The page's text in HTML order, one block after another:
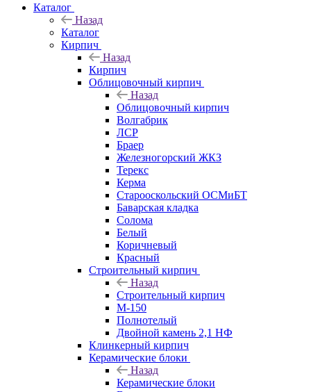
Каталог
Назад
Каталог
Кирпич
Назад
Кирпич
Облицовочный кирпич
Назад
Облицовочный кирпич
Волгабрик
ЛСР
Браер
Железногорский ЖКЗ
Терекс
Керма
Старооскольский ОСМиБТ
Баварская кладка
Солома
Белый
Коричневый
Красный
Строительный кирпич
Назад
Строительный кирпич
М-150
Полнотелый
Двойной камень 2,1 НФ
Клинкерный кирпич
Керамические блоки
Назад
Керамические блоки